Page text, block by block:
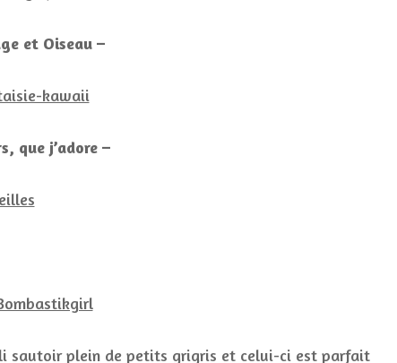
et Oiseau –
que j’adore –
sautoir plein de petits grigris et celui-ci est parfait